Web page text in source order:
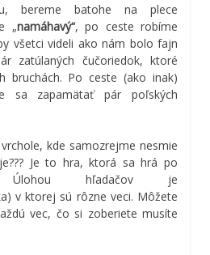
bereme batohe na plece
„namáhavý“, po ceste robíme
všetci videli ako nám bolo fajn
zatúlaných čučoriedok, ktoré
bruchách. Po ceste (ako inak)
sa zapamätať pár poľských
kde samozrejme nesmie
Je to hra, ktorá sa hrá po
hľadačov je
v ktorej sú rôzne veci. Môžete
vec, čo si zoberiete musíte